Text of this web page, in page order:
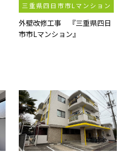
三重県四日市市Lマンション
外壁改修工事 『三重県四日
市市Lマンション』